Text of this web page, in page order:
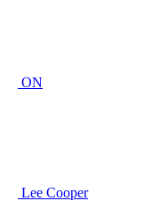
ON
Lee Cooper